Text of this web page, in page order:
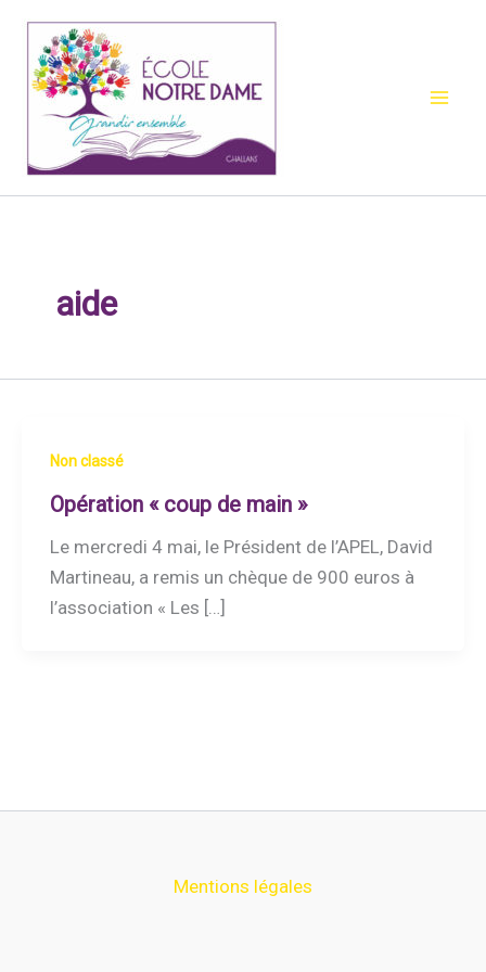
contenu
aide
Non classé
Opération « coup de main »
Le mercredi 4 mai, le Président de l’APEL, David
Martineau, a remis un chèque de 900 euros à
l’association « Les […]
Mentions légales